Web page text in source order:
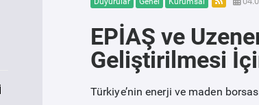
EPİAŞ ve
Geliştirilmesi
Türkiye’nin enerji ve maden